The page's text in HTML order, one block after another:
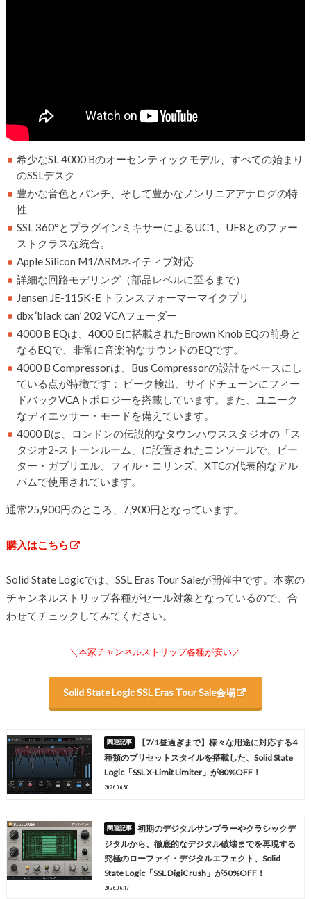
希少なSL 4000 Bのオーセンティックモデル、すべての始まり
のSSLデスク
豊かな音色とパンチ、そして豊かなノンリニアアナログの特
性
SSL 360°とプラグインミキサーによるUC1、UF8とのファー
ストクラスな統合。
Apple Silicon M1/ARMネイティブ対応
詳細な回路モデリング（部品レベルに至るまで）
Jensen JE-115K-E トランスフォーマーマイクプリ
dbx ‘black can’ 202 VCAフェーダー
4000 B EQは、4000 Eに搭載されたBrown Knob EQの前身と
なるEQで、非常に音楽的なサウンドのEQです。
4000 B Compressorは、Bus Compressorの設計をベースにし
ている点が特徴です： ピーク検出、サイドチェーンにフィー
ドバックVCAトポロジーを搭載しています。また、ユニーク
なディエッサー・モードを備えています。
4000 Bは、ロンドンの伝説的なタウンハウススタジオの「ス
タジオ2-ストーンルーム」に設置されたコンソールで、ピー
ター・ガブリエル、フィル・コリンズ、XTCの代表的なアル
バムで使用されています。
通常25,900円のところ、7,900円となっています。
購入はこちら
Solid State Logicでは、 SSL Eras Tour Saleが開催中です。本家の
チャンネルストリップ各種がセール対象となっているので、合
わせてチェックしてみてください。
＼本家チャンネルストリップ各種が安い／
Solid State LogicSSL Eras Tour Sale会場
【7/1昼過ぎまで】様々な用途に対応する4
種類のプリセットスタイルを搭載した、Solid State
Logic「SSL X-Limit Limiter」が80%OFF！
2026.06.30
初期のデジタルサンプラーやクラシックデ
ジタルから、徹底的なデジタル破壊までを再現する
究極のローファイ・デジタルエフェクト、Solid
State Logic「SSL DigiCrush」が50%OFF！
2026.06.17